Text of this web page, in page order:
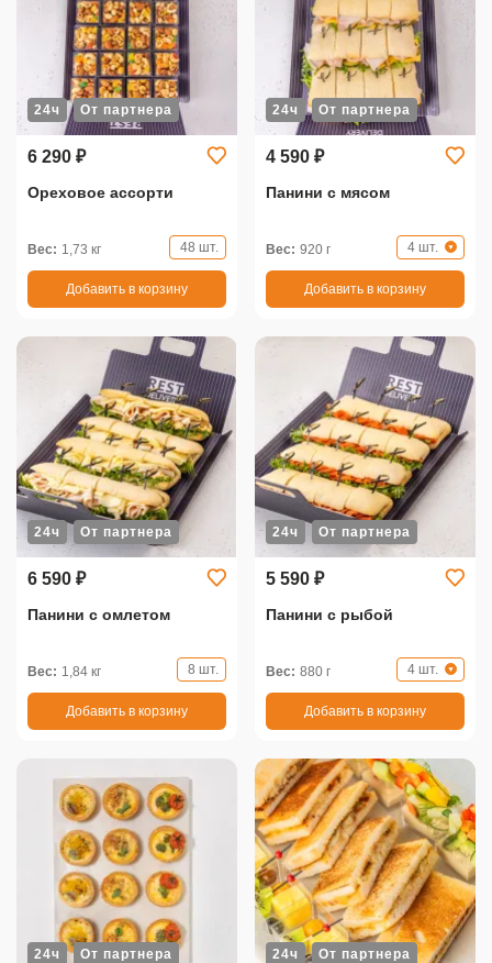
24ч От партнера
6 290 ₽
Ореховое ассорти
Вес: 1,73 кг 48 шт.
Добавить в корзину
24ч От партнера
4 590 ₽
Панини с мясом
Вес: 920 г 4 шт.
Добавить в корзину
24ч От партнера
6 590 ₽
Панини с омлетом
Вес: 1,84 кг 8 шт.
Добавить в корзину
24ч От партнера
5 590 ₽
Панини с рыбой
Вес: 880 г 4 шт.
Добавить в корзину
24ч От партнера 24ч От партнера